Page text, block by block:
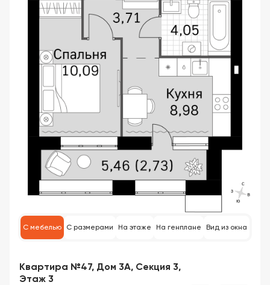
С мебелью С размерами На этаже На генплане Вид из окна
Квартира №47, Дом 3А, Секция 3,
Этаж 3